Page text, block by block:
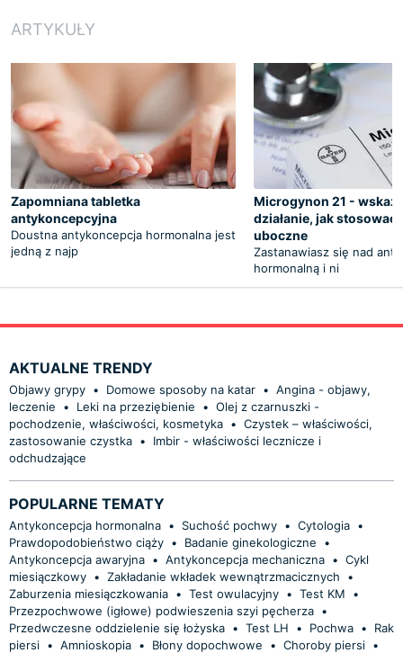
ARTYKUŁY
Zapomniana tabletka
antykoncepcyjna
Doustna antykoncepcja hormonalna jest
jedną z najp
Microgynon 21 -
działanie, jak
uboczne
Zastanawiasz się nad
hormonalną i ni
AKTUALNE TRENDY
Objawy grypy • Domowe sposoby na katar • Angina - objawy,
leczenie
• Leki na przeziębienie • Olej z czarnuszki -
pochodzenie, właściwości, kosmetyka • Czystek – właściwości,
zastosowanie czystka •
Imbir - właściwości lecznicze i
odchudzające
POPULARNE TEMATY
Antykoncepcja hormonalna • Suchość pochwy • Cytologia •
Prawdopodobieństwo ciąży • Badanie ginekologiczne
•
Antykoncepcja awaryjna • Antykoncepcja mechaniczna • Cykl
miesiączkowy • Zakładanie wkładek wewnątrzmacicznych
•
Zaburzenia miesiączkowania • Test owulacyjny • Test KM
•
Przezpochwowe (igłowe) podwieszenia szyi pęcherza •
Przedwczesne oddzielenie się łożyska • Test LH • Pochwa •
Rak
piersi • Amnioskopia • Błony dopochwowe • Choroby piersi •